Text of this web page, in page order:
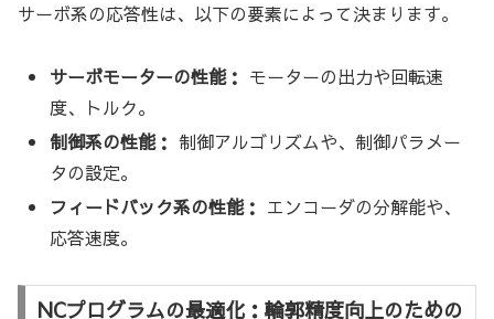
サーボ系の応答性は、以下の要素によって決まります。
サーボモーターの性能： モーターの出力や回転速
度、トルク。
制御系の性能： 制御アルゴリズムや、制御パラメー
タの設定。
フィードバック系の性能： エンコーダの分解能や、
応答速度。
NCプログラムの最適化：輪郭精度向上のための